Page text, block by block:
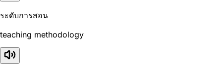
ระดับการสอน
teaching methodology